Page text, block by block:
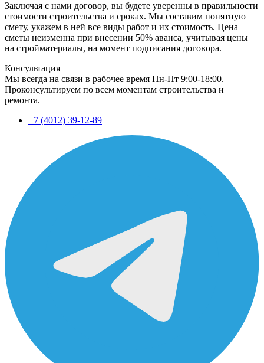
Заключая с нами договор, вы будете уверенны в правильности
стоимости строительства и сроках. Мы составим понятную
смету, укажем в ней все виды работ и их стоимость. Цена
сметы неизменна при внесении 50% аванса, учитывая цены
на стройматериалы, на момент подписания договора.
Консультация
Мы всегда на связи в рабочее время Пн-Пт 9:00-18:00.
Проконсультируем по всем моментам строительства и
ремонта.
+7 (4012) 39-12-89